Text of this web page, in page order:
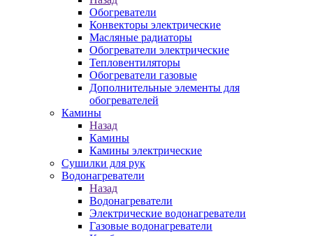
Обогреватели
Конвекторы электрические
Масляные радиаторы
Обогреватели электрические
Тепловентиляторы
Обогреватели газовые
Дополнительные элементы для
обогревателей
Камины
Назад
Камины
Камины электрические
Сушилки для рук
Водонагреватели
Назад
Водонагреватели
Электрические водонагреватели
Газовые водонагреватели